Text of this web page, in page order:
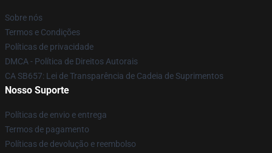
Sobre nós
Termos e Condições
Políticas de privacidade
DMCA - Política de Direitos Autorais
CA SB657: Lei de Transparência de Cadeia de Suprimentos
Nosso Suporte
Políticas de envio e entrega
Termos de pagamento
Políticas de devolução e reembolso